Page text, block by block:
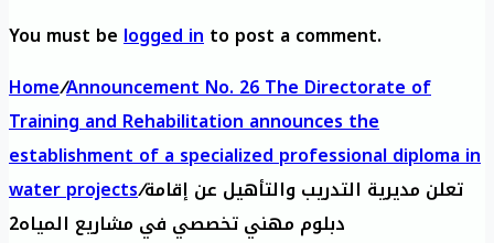
You must belogged into post a comment.
Home/Announcement No. 26 The Directorate of
Training and Rehabilitation announces the
establishment of a specialized professional diploma in
water projects/تعلن مديرية التدريب والتأهيل عن إقامة
دبلوم مهني تخصصي في مشاريع المياه2